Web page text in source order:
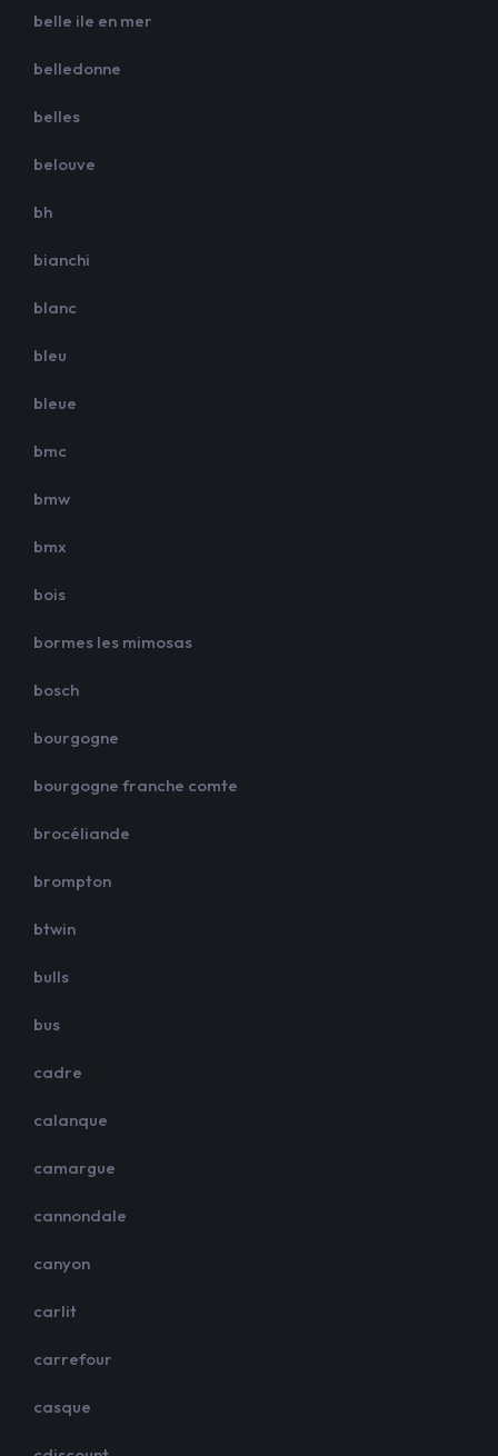
belle ile en mer
belledonne
belles
belouve
bh
bianchi
blanc
bleu
bleue
bmc
bmw
bmx
bois
bormes les mimosas
bosch
bourgogne
bourgogne franche comte
brocéliande
brompton
btwin
bulls
bus
cadre
calanque
camargue
cannondale
canyon
carlit
carrefour
casque